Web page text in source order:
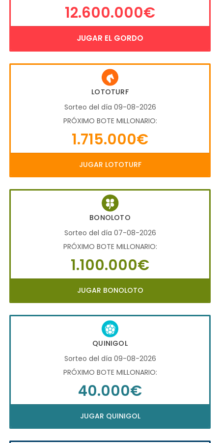
12.600.000€
JUGAR EL GORDO
LOTOTURF
Sorteo del día 09-08-2026
PRÓXIMO BOTE MILLONARIO:
1.715.000€
JUGAR LOTOTURF
BONOLOTO
Sorteo del día 07-08-2026
PRÓXIMO BOTE MILLONARIO:
1.100.000€
JUGAR BONOLOTO
QUINIGOL
Sorteo del día 09-08-2026
PRÓXIMO BOTE MILLONARIO:
40.000€
JUGAR QUINIGOL